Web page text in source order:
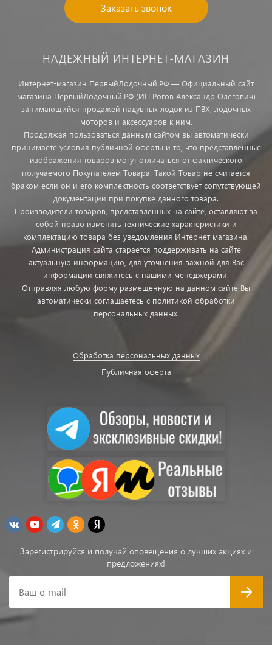
Заказать звонок
НАДЕЖНЫЙ ИНТЕРНЕТ-МАГАЗИН
Интернет-магазин ПервыйЛодочный.РФ — Официальный сайт
магазина ПервыйЛодочный.РФ (ИП Рогов Александр Олегович)
занимающийся продажей надувных лодок из ПВХ, лодочных
моторов и аксессуаров к ним.
Продолжая пользоваться данным сайтом вы автоматически
принимаете условия публичной оферты и то, что представленные
изображения товаров могут отличаться от фактического
получаемого Покупателем Товара. Такой Товар не считается
браком если он и его комплектность соответствует сопутствующей
документации при покупке данного товара.
Производители товаров, представленных на сайте, оставляют за
собой право изменять технические характеристики и
комплектацию товара без уведомления Интернет магазина.
Администрация сайта старается поддерживать на сайте
актуальную информацию, для уточнения важной для Вас
информации свяжитесь с нашими менеджерами.
Отправляя любую форму размещенную на данном сайте Вы
автоматически соглашаетесь с политикой обработки
персональных данных.
Обработка персональных данных
Публичная оферта
Зарегистрируйся и получай оповещения о лучших акциях и
предложениях!
Ваш e-mail